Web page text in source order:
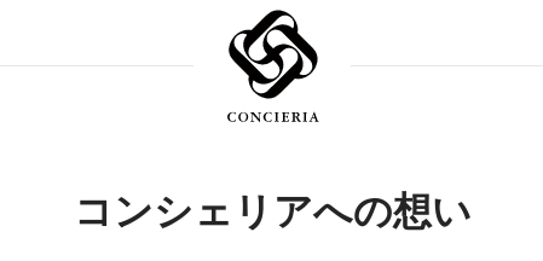
コンシェリアへの想い